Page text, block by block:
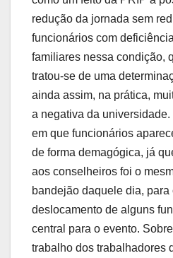
redução da jornada sem
funcionários com
familiares nessa condição,
tratou-se de uma
ainda assim, na prática,
a negativa da
em que funcionários
de forma demagógica, já
aos conselheiros foi o
bandejão daquele dia, para
deslocamento de alguns
central para o evento.
trabalho dos trabalhadores